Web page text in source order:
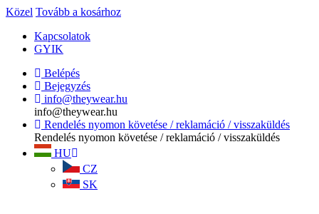
Közel Tovább a kosárhoz
Kapcsolatok
GYIK
Belépés
Bejegyzés
info@theywear.hu
info@theywear.hu
Rendelés nyomon követése / reklamáció / visszaküldés
Rendelés nyomon követése / reklamáció / visszaküldés
HU
CZ
SK